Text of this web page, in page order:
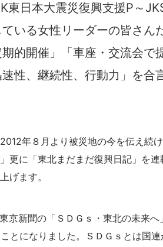
東日本大震災復興支援P～
いる女性リーダーの皆さん
的開催」「車座・交流会で
性、継続性、行動力」を合
年８月より被災地の今を伝え続
更に「東北まだまだ復興日記」を
げます。
京新聞の「ＳＤＧｓ・東北の未来
とになりました。ＳＤＧｓとは国